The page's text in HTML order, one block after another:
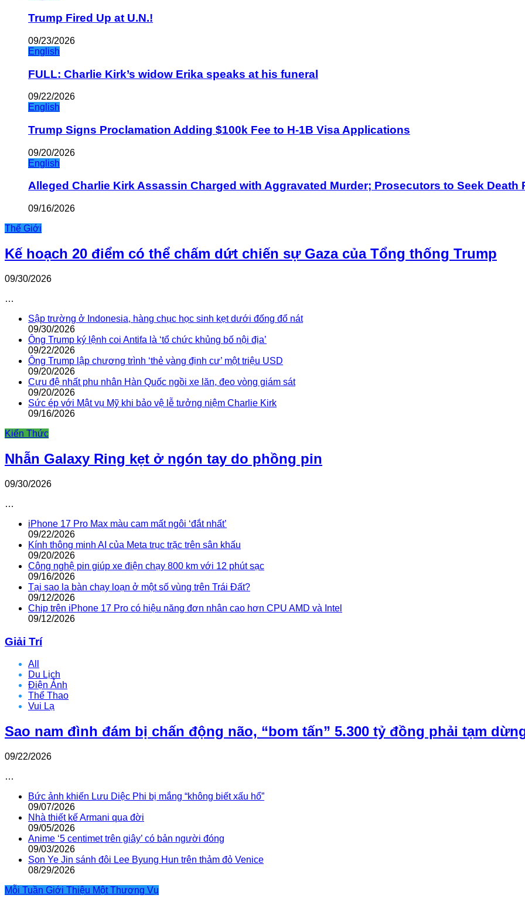
Trump Fired Up at U.N.!
09/23/2026
English
FULL: Charlie Kirk’s widow Erika speaks at his funeral
09/22/2026
English
Trump Signs Proclamation Adding $100k Fee to H-1B Visa Applications
09/20/2026
English
Alleged Charlie Kirk Assassin Charged with Aggravated Murder; Prosecutors to Seek Death
09/16/2026
Thế Giới
Kế hoạch 20 điểm có thể chấm dứt chiến sự Gaza của Tổng thống Trump
09/30/2026
…
Sập trường ở Indonesia, hàng chục học sinh kẹt dưới đống đổ nát
09/30/2026
Ông Trump ký lệnh coi Antifa là ‘tổ chức khủng bố nội địa’
09/22/2026
Ông Trump lập chương trình ‘thẻ vàng định cư’ một triệu USD
09/20/2026
Cựu đệ nhất phu nhân Hàn Quốc ngồi xe lăn, đeo vòng giám sát
09/20/2026
Sức ép với Mật vụ Mỹ khi bảo vệ lễ tưởng niệm Charlie Kirk
09/16/2026
Kiến Thức
Nhẫn Galaxy Ring kẹt ở ngón tay do phồng pin
09/30/2026
…
iPhone 17 Pro Max màu cam mất ngôi ‘đắt nhất’
09/22/2026
Kính thông minh AI của Meta trục trặc trên sân khấu
09/20/2026
Công nghệ pin giúp xe điện chạy 800 km với 12 phút sạc
09/16/2026
Tại sao la bàn chạy loạn ở một số vùng trên Trái Đất?
09/12/2026
Chip trên iPhone 17 Pro có hiệu năng đơn nhân cao hơn CPU AMD và Intel
09/12/2026
Giải Trí
All
Du Lịch
Điện Ảnh
Thể Thao
Vui Lạ
Sao nam đình đám bị chấn động não, “bom tấn” 5.300 tỷ đồng phải tạm
09/22/2026
…
Bức ảnh khiến Lưu Diệc Phi bị mắng “không biết xấu hổ”
09/07/2026
Nhà thiết kế Armani qua đời
09/05/2026
Anime ‘5 centimet trên giây’ có bản người đóng
09/03/2026
Son Ye Jin sánh đôi Lee Byung Hun trên thảm đỏ Venice
08/29/2026
Mỗi Tuần Giới Thiệu Một Thương Vụ